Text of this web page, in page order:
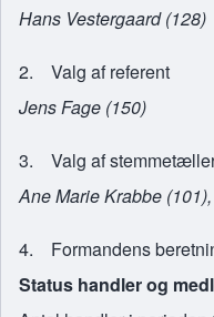
Hans Vestergaard (128)
2. Valg af referent
Jens Fage (150)
3. Valg af
Ane Marie Krabbe
4. Formandens
Status handler og